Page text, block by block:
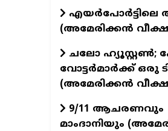
എയർപോർട്ടിലെ
(അമേരിക്കൻ
ചലോ ഹ്യൂസ്റ്റൺ;
വോട്ടർമാർക്ക് ഒരു
(അമേരിക്കൻ
9/11 ആചരണവും
മാംദാനിയും